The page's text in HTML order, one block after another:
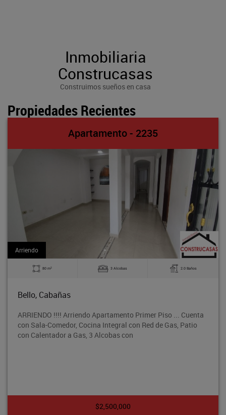
Inmobiliaria
Construcasas
Construimos sueños en casa
Propiedades Recientes
Apartamento - 2235
Arriendo
80 m2 3 Alcobas 2.0 Baños
Bello, Cabañas
ARRIENDO !!!! Arriendo Apartamento Primer Piso ... Cuenta
con Sala-Comedor, Cocina Integral con Red de Gas, Patio
con Calentador a Gas, 3 Alcobas con
$2,500,000